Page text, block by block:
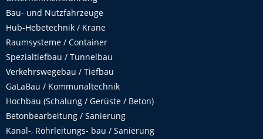
Bau- und Nutzfahrzeuge
Hub-Hebetechnik / Krane
Raumsysteme / Container
Spezialtiefbau / Tunnelbau
Verkehrswegebau / Tiefbau
GaLaBau / Kommunaltechnik
Hochbau (Schalung / Gerüste / Beton)
Betonbearbeitung / Sanierung
Kanal-, Rohrleitungs- bau / Sanierung